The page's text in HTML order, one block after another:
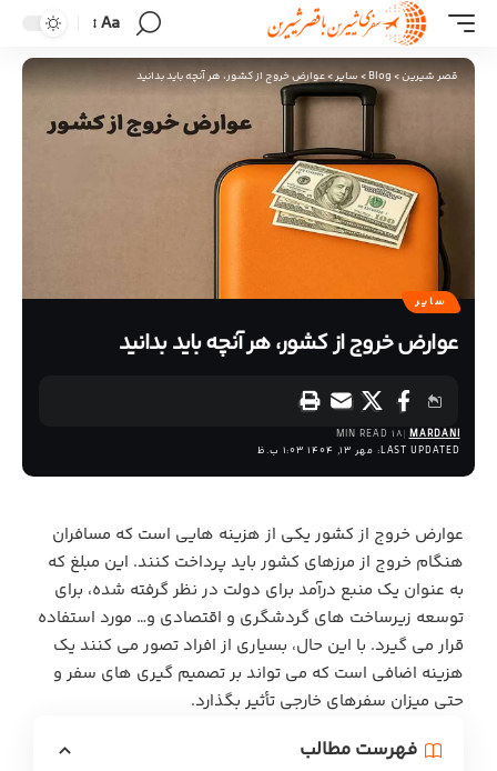
Aa
قصر شیرین>
Blog
>سایر>عوارض خروج از کشور، هر آنچه باید بدانید
سایر
عوارض خروج از کشور، هر آنچه باید بدانید
LAST UPDATED: مهر 13, 1404 1:03 ب.ظ
MARDANI
18 MIN READ
عوارض خروج از کشور یکی از هزینه‌ هایی است که مسافران
هنگام خروج از مرزهای کشور باید پرداخت کنند. این مبلغ که
به عنوان یک منبع درآمد برای دولت در نظر گرفته شده، برای
توسعه زیرساخت‌ های گردشگری و اقتصادی و… مورد استفاده
قرار می گیرد. با این حال، بسیاری از افراد تصور می کنند یک
هزینه اضافی است که می‌ تواند بر تصمیم‌ گیری‌ های سفر و
حتی میزان سفرهای خارجی تأثیر بگذارد.
فهرست مطالب